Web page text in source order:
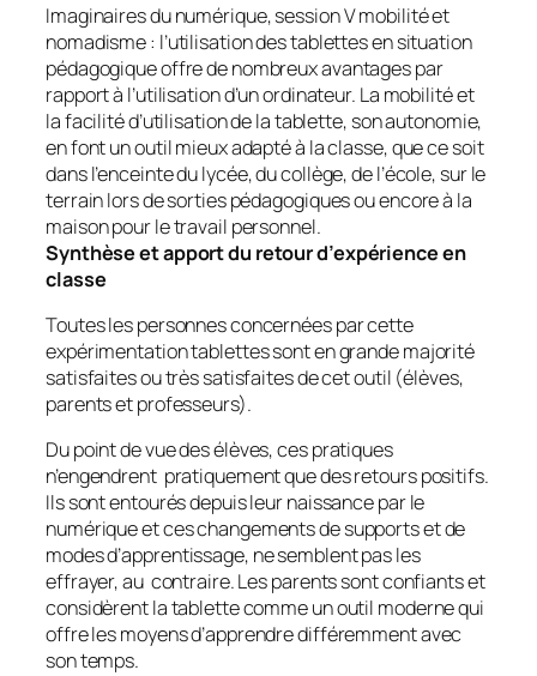
Imaginaires du numérique, session V mobilité et
nomadisme : l’utilisation des tablettes en situation
pédagogique offre de nombreux avantages par
rapport à l’utilisation d’un ordinateur. La mobilité et
la facilité d’utilisation de la tablette, son autonomie,
en font un outil mieux adapté à la classe, que ce soit
dans l’enceinte du lycée, du collège, de l’école, sur le
terrain lors de sorties pédagogiques ou encore à la
maison pour le travail personnel.
Synthèse et apport du retour d’expérience en
classe
Toutes les personnes concernées par cette
expérimentation tablettes sont en grande majorité
satisfaites ou très satisfaites de cet outil (élèves,
parents et professeurs).
Du point de vue des élèves, ces pratiques
n’engendrent pratiquement que des retours positifs.
Ils sont entourés depuis leur naissance par le
numérique et ces changements de supports et de
modes d’apprentissage, ne semblent pas les
effrayer, au contraire. Les parents sont confiants et
considèrent la tablette comme un outil moderne qui
offre les moyens d’apprendre différemment avec
son temps.